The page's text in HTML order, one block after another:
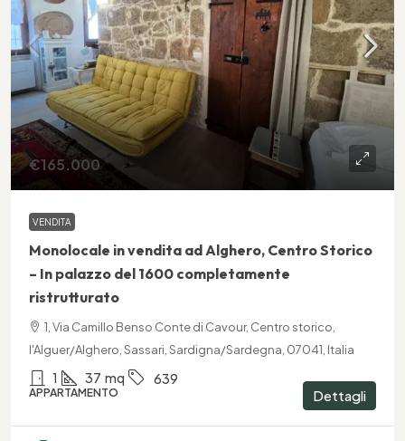
€165.000
VENDITA
Monolocale in vendita ad Alghero, Centro Storico
– In palazzo del 1600 completamente
ristrutturato
1, Via Camillo Benso Conte di Cavour, Centro storico,
l'Alguer/Alghero, Sassari, Sardigna/Sardegna, 07041, Italia
1 37 mq 639
APPARTAMENTO Dettagli